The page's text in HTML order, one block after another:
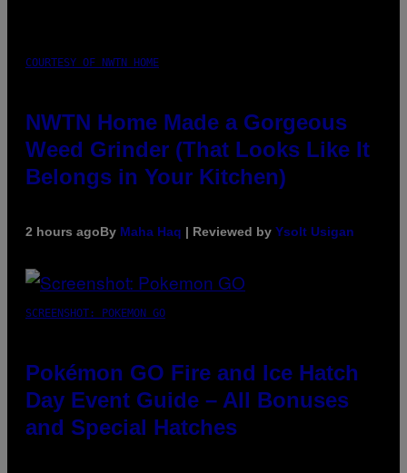
COURTESY OF NWTN HOME
NWTN Home Made a Gorgeous
Weed Grinder (That Looks Like It
Belongs in Your Kitchen)
2 hours agoBy Maha Haq | Reviewed by Ysolt Usigan
SCREENSHOT: POKEMON GO
Pokémon GO Fire and Ice Hatch
Day Event Guide – All Bonuses
and Special Hatches